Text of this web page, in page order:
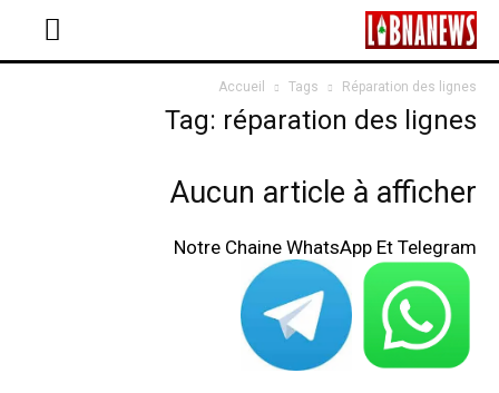
Accueil Tags Réparation des lignes
Tag: réparation des lignes
Aucun article à afficher
Notre Chaine WhatsApp Et Telegram